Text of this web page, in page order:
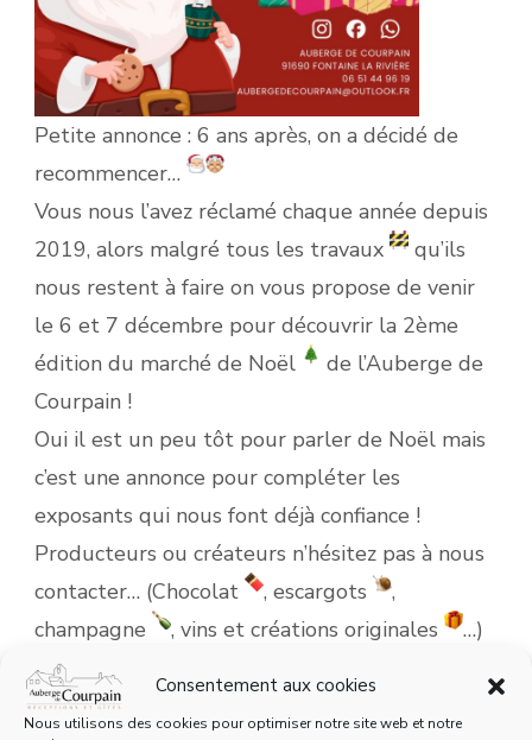
Consentement aux cookies
Nous utilisons des cookies pour optimiser notre site web et notre
Petite annonce : 6 ans après, on a décidé de
recommencer…
Vous nous l’avez réclamé chaque année depuis
2019, alors malgré tous les travaux
qu’ils
nous restent à faire on vous propose de venir
le 6 et 7 décembre pour découvrir la 2ème
édition du marché de Noël
de l’Auberge de
Courpain !
Oui il est un peu tôt pour parler de Noël mais
c’est une annonce pour compléter les
exposants qui nous font déjà confiance !
Producteurs ou créateurs n’hésitez pas à nous
contacter… (Chocolat
, escargots
,
champagne
, vins et créations originales …)